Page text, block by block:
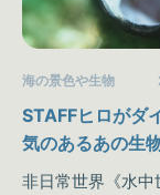
海の景色や生物
STAFFヒロがダ
気のあるあの生
しています(^^♪
非日常世界《水中